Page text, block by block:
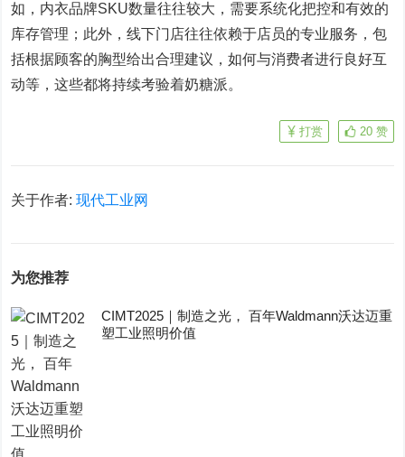
如，内衣品牌SKU数量往往较大，需要系统化把控和有效的
库存管理；此外，线下门店往往依赖于店员的专业服务，包
括根据顾客的胸型给出合理建议，如何与消费者进行良好互
动等，这些都将持续考验着奶糖派。
20 赞
打赏
关于作者:现代工业网
为您推荐
CIMT2025｜制造之光， 百年Waldmann沃达迈重
塑工业照明价值